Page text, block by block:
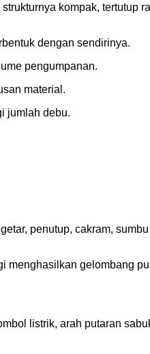
kompak,
dengan sendirinya.
pengumpanan.
material.
jumlah debu.
penutup, cakram,
menghasilkan gelombang
listrik, arah putaran